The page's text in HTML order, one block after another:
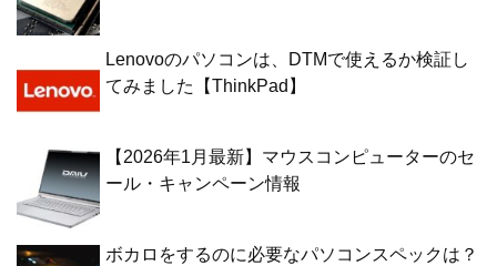
Lenovoのパソコンは、DTMで使えるか検証し
てみました【ThinkPad】
【2026年1月最新】マウスコンピューターのセ
ール・キャンペーン情報
ボカロをするのに必要なパソコンスペックは？